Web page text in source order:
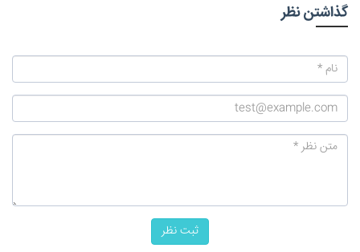
گذاشتن نظر
ثبت نظر